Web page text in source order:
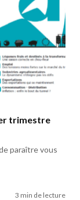
trimestre
paraître vous
3 min de lecture